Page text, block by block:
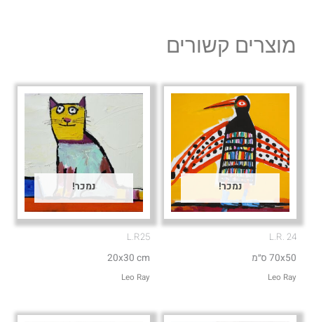
a
p
e
מוצרים קשורים
נמכר!
L.R. 24
70x50 ס״מ
Leo Ray
נמכר!
L.R25
20x30 cm
Leo Ray